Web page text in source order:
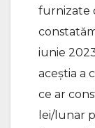
furnizate
iunie
aceștia a
ce ar
lei/lunar